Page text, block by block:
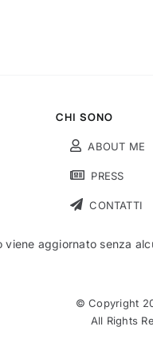
CHI SONO
ABOUT ME
PRESS
CONTATTI
aggiornato senza
© Copyright
All Rights